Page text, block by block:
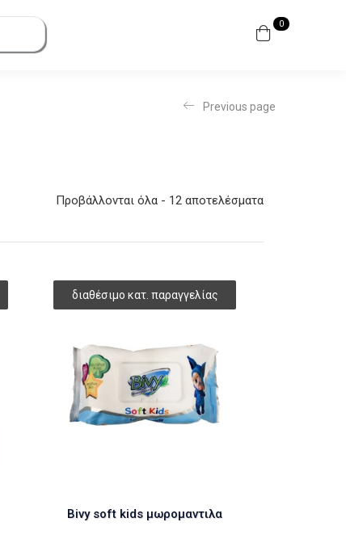
0
Previous page
Προβάλλονται όλα - 12 αποτελέσματα
Bivy soft kids μωρομαντιλα